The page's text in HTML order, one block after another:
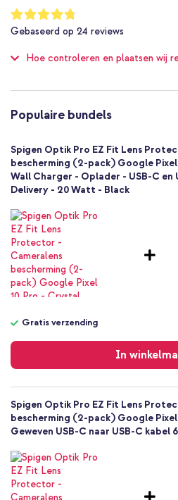
Nee
Transparant
Glas
Waardering:
95
%
of
Gebaseerd op 24 reviews
Hoe controleren en plaatsen wij
Populaire bundels
Spigen Optik Pro EZ Fit Lens
bescherming (2-pack) Google
Wall Charger - Oplader - USB-C en
Delivery - 20 Watt - Black
Gratis verzending
In
verzending
Spigen Optik Pro EZ Fit Lens
bescherming (2-pack) Google
Geweven USB-C naar USB-C kabel